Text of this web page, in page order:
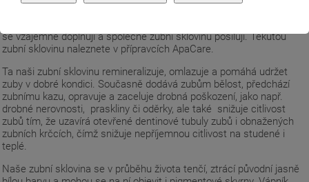
se vzájemně doplňují a společně zubní sklovinu posilují. Tekutou
zubní sklovinu naleznete v přípravcích ApaCare.
Ta naši zubní sklovinu remineralizuje, omlazuje a pomáhá udržet
zuby v dobré kondici. Současně dodává zubům bělost, předchází
zubnímu kazu, opravuje a zaceluje drobná poškození, jako např.
drobné nerovnosti, praskliny či oděrky, ale také snižuje citlivost
zubů tím, že uzavírá otevřené dentinové tubuly zubů i obnažených
zubních krčcích, čímž snižuje nepříjemnou citlivost na studené i
teplé.
Naše zubní sklovina se v průběhu života tenčí, ztrácí původní jasně